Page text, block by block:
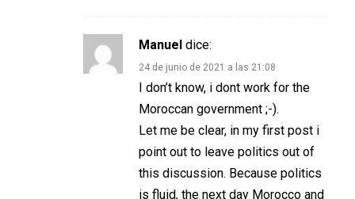
Manuel dice:
24 de junio de 2021 a las 21:08
I don’t know, i dont work for the
Moroccan government ;-).
Let me be clear, in my first post i
point out to leave politics out of
this discussion. Because politics
is fluid, the next day Morocco and